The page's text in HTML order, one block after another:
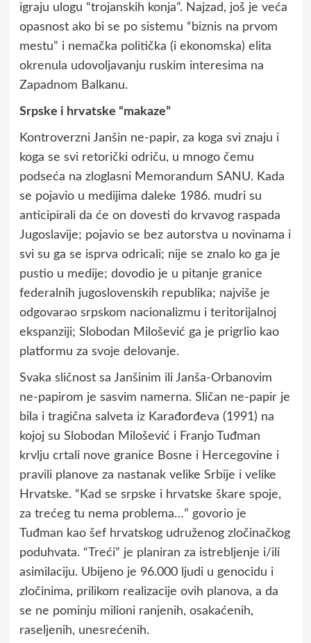
igraju ulogu “trojanskih konja”. Najzad, još je veća
opasnost ako bi se po sistemu “biznis na prvom
mestu” i nemačka politička (i ekonomska) elita
okrenula udovoljavanju ruskim interesima na
Zapadnom Balkanu.
Srpske i hrvatske “makaze”
Kontroverzni Janšin ne-papir, za koga svi znaju i
koga se svi retorički odriču, u mnogo čemu
podseća na zloglasni Memorandum SANU. Kada
se pojavio u medijima daleke 1986. mudri su
anticipirali da će on dovesti do krvavog raspada
Jugoslavije; pojavio se bez autorstva u novinama i
svi su ga se isprva odricali; nije se znalo ko ga je
pustio u medije; dovodio je u pitanje granice
federalnih jugoslovenskih republika; najviše je
odgovarao srpskom nacionalizmu i teritorijalnoj
ekspanziji; Slobodan Milošević ga je prigrlio kao
platformu za svoje delovanje.
Svaka sličnost sa Janšinim ili Janša-Orbanovim
ne-papirom je sasvim namerna. Sličan ne-papir je
bila i tragična salveta iz Karađorđeva (1991) na
kojoj su Slobodan Milošević i Franjo Tuđman
krvlju crtali nove granice Bosne i Hercegovine i
pravili planove za nastanak velike Srbije i velike
Hrvatske. “Kad se srpske i hrvatske škare spoje,
za trećeg tu nema problema…” govorio je
Tuđman kao šef hrvatskog udruženog zločinačkog
poduhvata. “Treći” je planiran za istrebljenje i/ili
asimilaciju. Ubijeno je 96.000 ljudi u genocidu i
zločinima, prilikom realizacije ovih planova, a da
se ne pominju milioni ranjenih, osakaćenih,
raseljenih, unesrećenih.